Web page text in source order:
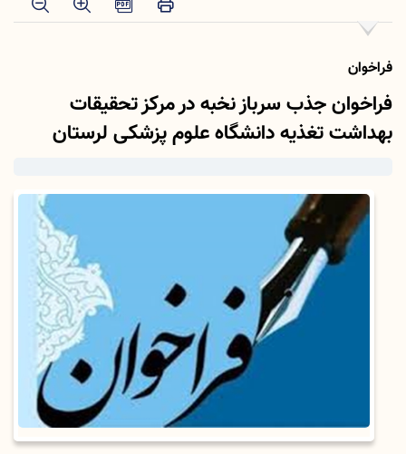
فراخوان
فراخوان جذب سرباز نخبه در مرکز تحقیقات
بهداشت تغذیه دانشگاه علوم پزشکی لرستان